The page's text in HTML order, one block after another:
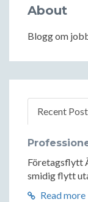
About
Blogg om
Recent
Företagsflytt
smidig flytt
Read more